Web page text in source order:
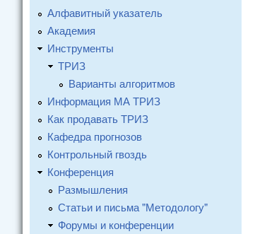
Алфавитный указатель
Академия
Инструменты
ТРИЗ
Варианты алгоритмов
Информация МА ТРИЗ
Как продавать ТРИЗ
Кафедра прогнозов
Контрольный гвоздь
Конференция
Размышления
Статьи и письма "Методологу"
Форумы и конференции